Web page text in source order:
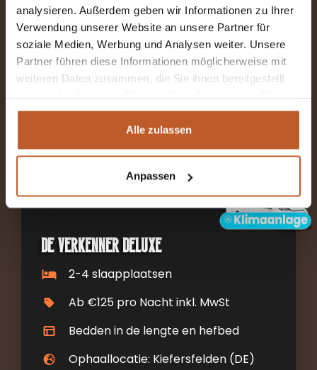
analysieren. Außerdem geben wir Informationen zu Ihrer
Verwendung unserer Website an unsere Partner für
soziale Medien, Werbung und Analysen weiter. Unsere
Partner führen diese Informationen möglicherweise mit
weiteren Daten zusammen, die Sie ihnen bereitgestellt
gesammelt haben.
Alle zulassen
Anpassen
Bedden in de lengte en hefbed
Ophaallocatie: Kiefersfelden (DE)
Handgeschakelde versnellingsbak
De verkenner Deluxe
2-4 slaapplaatsen
Ab €125 pro Nacht inkl. MwSt
Bedden in de lengte en hefbed
Ophaallocatie: Kiefersfelden (DE)